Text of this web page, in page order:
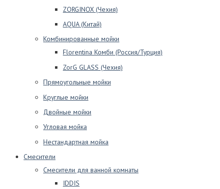
ZORGINOX (Чехия)
AQUA (Китай)
Комбинированные мойки
Florentina Комби (Россия/Турция)
ZorG GLASS (Чехия)
Прямоугольные мойки
Круглые мойки
Двойные мойки
Угловая мойка
Нестандартная мойка
Смесители
Смесители для ванной комнаты
IDDIS